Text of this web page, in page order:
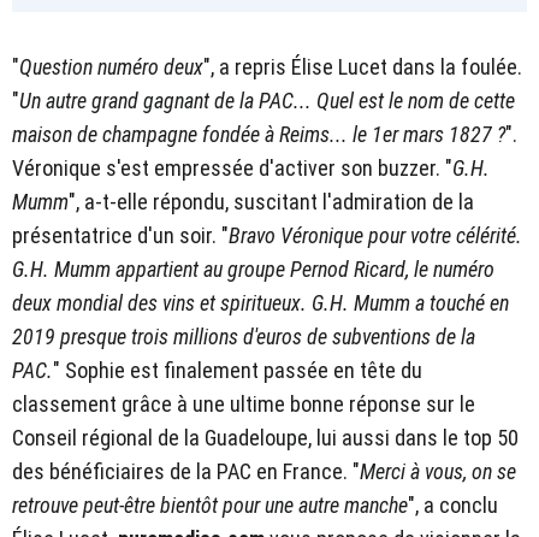
"Question numéro deux", a repris Élise Lucet dans la foulée.
"Un autre grand gagnant de la PAC... Quel est le nom de cette
maison de champagne fondée à Reims... le 1er mars 1827 ?".
Véronique s'est empressée d'activer son buzzer. "G.H.
Mumm", a-t-elle répondu, suscitant l'admiration de la
présentatrice d'un soir. "Bravo Véronique pour votre célérité.
G.H. Mumm appartient au groupe Pernod Ricard, le numéro
deux mondial des vins et spiritueux. G.H. Mumm a touché en
2019 presque trois millions d'euros de subventions de la
PAC." Sophie est finalement passée en tête du
classement grâce à une ultime bonne réponse sur le
Conseil régional de la Guadeloupe, lui aussi dans le top 50
des bénéficiaires de la PAC en France. "Merci à vous, on se
retrouve peut-être bientôt pour une autre manche", a conclu